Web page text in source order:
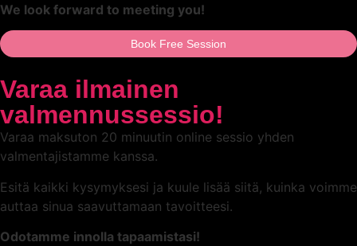
We look forward to meeting you!
Book Free Session
Varaa ilmainen
valmennussessio!
Varaa maksuton 20 minuutin online sessio yhden
valmentajistamme kanssa.
Esitä kaikki kysymyksesi ja kuule lisää siitä, kuinka voimme
auttaa sinua saavuttamaan tavoitteesi.
Odotamme innolla tapaamistasi!